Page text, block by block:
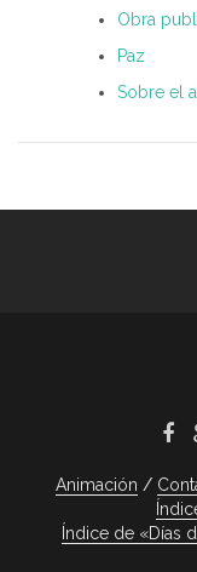
Obra
Paz
Sobre el
Animación
Índice de «Días